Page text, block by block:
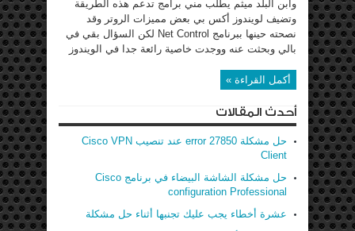
وأبن البلد ميثم يطلب مني برامج تدعم هذه الطريقة
وتضيف لويندوز أكس بي بعض مميزات الروتر وقد
نصحته حينها ببرنامج Net Control لكن السؤال بقي في
بالي وبحثت عنه ووجدت خاصية رائعة جدا في الويندوز
أكمل القراءة »
أحدث المقالات
حل مشكلة error 27850 عند تنصيب Cisco VPN
Client
حل مشكلة الشاشة البيضاء في برنامج Cisco
configuration Professional
عشرة أخطاء يجب عليك تجنبها أثناء حل مشكلة